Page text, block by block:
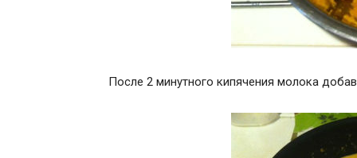
После 2 минутного кипячения молока